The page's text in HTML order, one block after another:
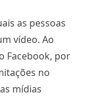
as pessoas
vídeo. Ao
Facebook, por
no
mídias